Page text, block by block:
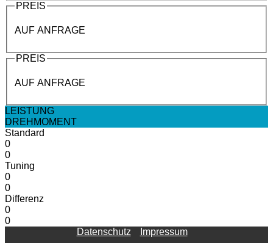
PREIS
AUF ANFRAGE
PREIS
AUF ANFRAGE
LEISTUNG
DREHMOMENT
Standard
0
0
Tuning
0
0
Differenz
0
0
Datenschutz
Impressum